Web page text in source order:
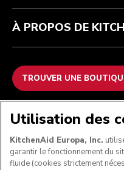
À PROPOS DE
TROUVER UNE
NOUS
Utilisation des
KitchenAid Europa, Inc.
garantir le fonctionnement du
fluide (cookies strictement